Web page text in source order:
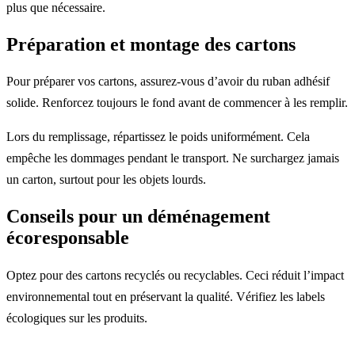
plus que nécessaire.
Préparation et montage des cartons
Pour préparer vos cartons, assurez-vous d’avoir du ruban adhésif
solide. Renforcez toujours le fond avant de commencer à les remplir.
Lors du remplissage, répartissez le poids uniformément. Cela
empêche les dommages pendant le transport. Ne surchargez jamais
un carton, surtout pour les objets lourds.
Conseils pour un déménagement
écoresponsable
Optez pour des cartons recyclés ou recyclables. Ceci réduit l’impact
environnemental tout en préservant la qualité. Vérifiez les labels
écologiques sur les produits.